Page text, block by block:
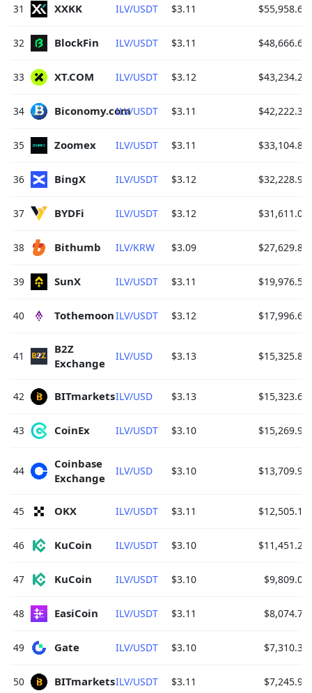
31 XXKK ILV/USDT $3.11 $55,958.61
32 BlockFin ILV/USDT $3.11 $48,666.63
33 XT.COM ILV/USDT $3.12 $43,234.21
34 Biconomy.com ILV/USDT $3.11 $42,222.34
35 Zoomex ILV/USDT $3.11 $33,104.81
36 BingX ILV/USDT $3.12 $32,228.97
37 BYDFi ILV/USDT $3.12 $31,611.02
38 Bithumb ILV/KRW $3.09 $27,629.84
39 SunX ILV/USDT $3.11 $19,976.52
40 Tothemoon ILV/USDT $3.12 $17,996.68
41
B2Z
Exchange
ILV/USD $3.13 $15,325.80
42 BITmarkets ILV/USD $3.13 $15,323.64
43 CoinEx ILV/USDT $3.10 $15,269.99
44
Coinbase
Exchange
ILV/USD $3.10 $13,709.95
45 OKX ILV/USDT $3.11 $12,505.12
46 KuCoin ILV/USDT $3.10 $11,451.24
47 KuCoin ILV/USDT $3.10 $9,809.09
48 EasiCoin ILV/USDT $3.11 $8,074.74
49 Gate ILV/USDT $3.10 $7,310.30
50 BITmarkets ILV/USDT $3.11 $7,245.90